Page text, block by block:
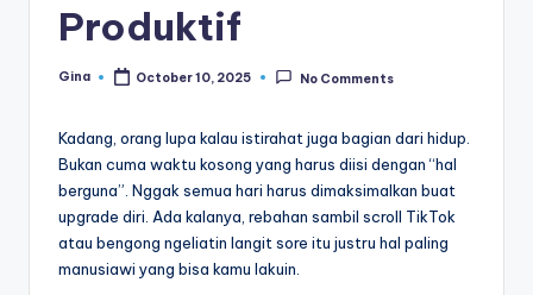
Produktif
Posted
Gina October 10, 2025 No Comments
Kadang, orang lupa kalau istirahat juga bagian dari hidup.
Bukan cuma waktu kosong yang harus diisi dengan “hal
berguna”. Nggak semua hari harus dimaksimalkan buat
upgrade diri. Ada kalanya, rebahan sambil scroll TikTok
atau bengong ngeliatin langit sore itu justru hal paling
manusiawi yang bisa kamu lakuin.